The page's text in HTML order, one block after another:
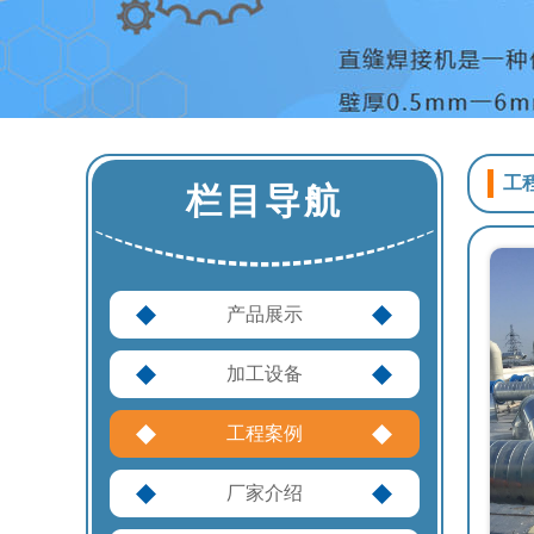
栏目导航
产品展示
加工设备
工程案例
厂家介绍
工